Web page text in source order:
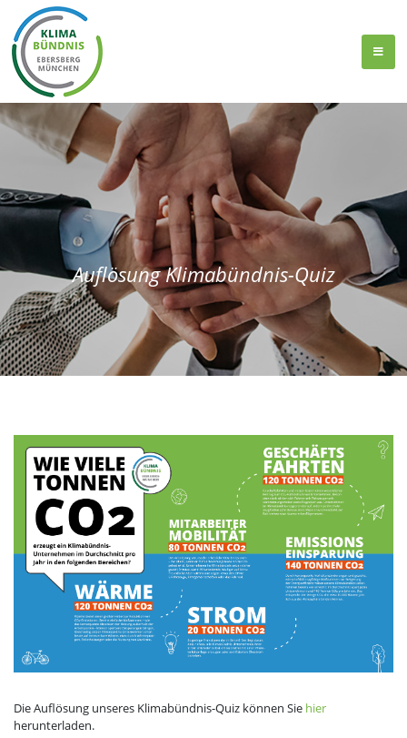
Auflösung Klimabündnis-Quiz
Die Auflösung unseres Klimabündnis-Quiz können Sie hier
herunterladen.